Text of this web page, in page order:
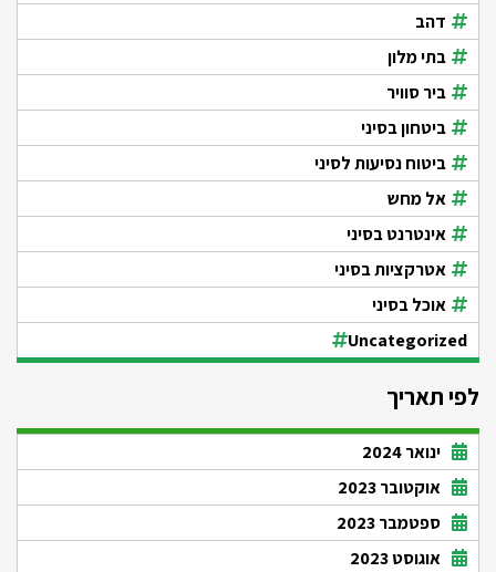
דהב
בתי מלון
ביר סוויר
ביטחון בסיני
ביטוח נסיעות לסיני
אל מחש
אינטרנט בסיני
אטרקציות בסיני
אוכל בסיני
Uncategorized
לפי תאריך
ינואר 2024
אוקטובר 2023
ספטמבר 2023
אוגוסט 2023